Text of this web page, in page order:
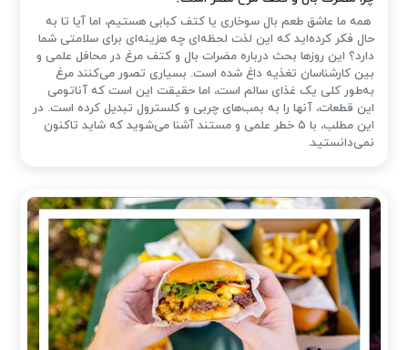
همه ما عاشق طعم بال سوخاری یا کتف کبابی هستیم، اما آیا تا به
حال فکر کرده‌اید که این لذت لحظه‌ای چه هزینه‌ای برای سلامتی شما
دارد؟ این روزها بحث درباره مضرات بال و کتف مرغ در محافل علمی و
بین کارشناسان تغذیه داغ شده است. بسیاری تصور می‌کنند مرغ
به‌طور کلی یک غذای سالم است، اما حقیقت این است که آناتومی
این قطعات، آنها را به بمب‌های چربی و کلسترول تبدیل کرده است. در
این مطلب، با ۵ خطر علمی و مستند آشنا می‌شوید که شاید تاکنون
نمی‌دانستید.